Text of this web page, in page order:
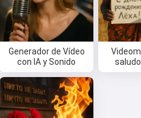
Generador de Vídeo
con IA y Sonido